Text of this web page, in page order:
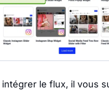
intégrer le flux, il vous